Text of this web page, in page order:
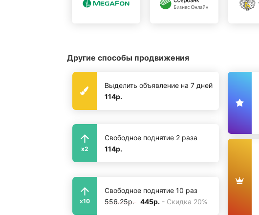
Другие способы продвижения
Выделить объявление на 7 дней
114р.
x2
Свободное поднятие 2 раза
114р.
x10
Свободное поднятие 10 раз
556.25р. 445р. - Скидка 20%